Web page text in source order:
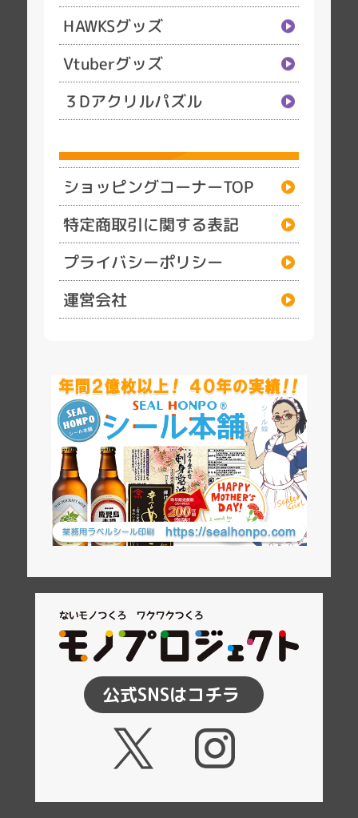
HAWKSグッズ
Vtuberグッズ
３Dアクリルパズル
ショッピングコーナーTOP
特定商取引に関する表記
プライバシーポリシー
運営会社
公式SNSはコチラ